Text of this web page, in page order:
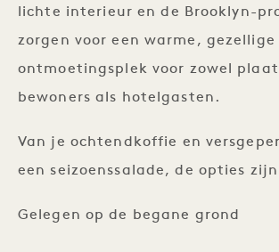
lichte interieur en de Brooklyn-
zorgen voor een warme, gezellige
ontmoetingsplek voor zowel
bewoners als hotelgasten.
Van je ochtendkoffie en
een seizoenssalade, de opties
Gelegen op de begane grond